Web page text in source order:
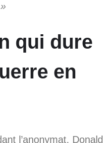
qui dure
en
l’anonymat, Donald